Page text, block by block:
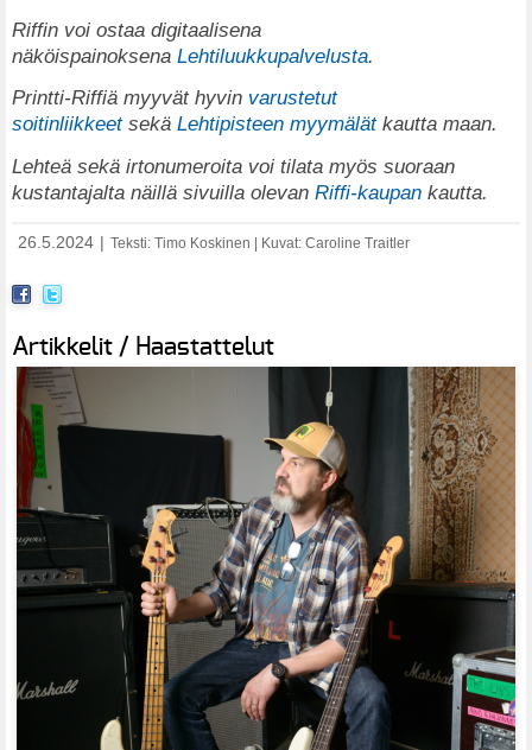
Riffin voi ostaa digitaalisena
näköispainoksena Lehtiluukkupalvelusta.
Printti-Riffiä myyvät hyvin varustetut
soitinliikkeet sekä Lehtipisteen myymälätkautta maan.
Lehteä sekä irtonumeroita voi tilata myös suoraan
kustantajalta näillä sivuilla olevan Riffi-kaupan kautta.
26.5.2024 | Teksti: Timo Koskinen | Kuvat: Caroline Traitler
Artikkelit / Haastattelut